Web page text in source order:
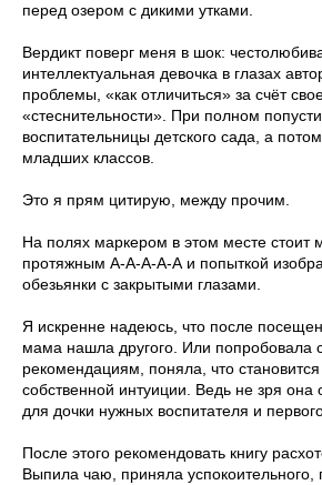
перед озером с дикими утками.
Вердикт поверг меня в шок:
интеллектуальная девочка в глазах
проблемы, «как отличиться» за счёт
«стеснительности». При полном
воспитательницы детского сада, а
младших классов.
Это я прям цитирую, между прочим.
На полях маркером в этом месте стоит
протяжным А-А-А-А-А и попыткой
обезьянки с закрытыми глазами.
Я искренне надеюсь, что после
мама нашла другого. Или попробовала
рекомендациям, поняла, что
собственной интуиции. Ведь не зря
для дочки нужных воспитателя и
После этого рекомендовать книгу
Выпила чаю, приняла успокоительного,